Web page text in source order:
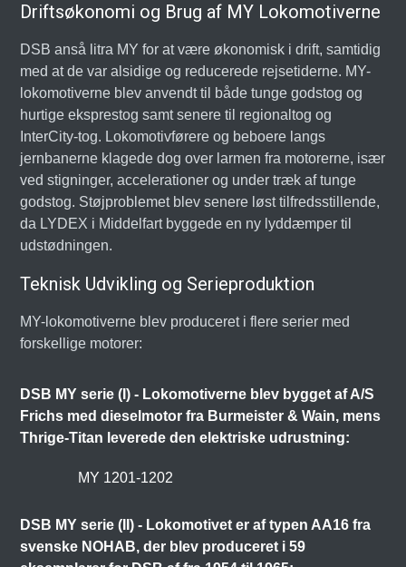
Driftsøkonomi og Brug af MY Lokomotiverne
DSB anså litra MY for at være økonomisk i drift, samtidig
med at de var alsidige og reducerede rejsetiderne. MY-
lokomotiverne blev anvendt til både tunge godstog og
hurtige eksprestog samt senere til regionaltog og
InterCity-tog. Lokomotivførere og beboere langs
jernbanerne klagede dog over larmen fra motorerne, især
ved stigninger, accelerationer og under træk af tunge
godstog. Støjproblemet blev senere løst tilfredsstillende,
da LYDEX i Middelfart byggede en ny lyddæmper til
udstødningen.
Teknisk Udvikling og Serieproduktion
MY-lokomotiverne blev produceret i flere serier med
forskellige motorer:
DSB MY serie (I) - Lokomotiverne blev bygget af A/S
Frichs med dieselmotor fra Burmeister & Wain, mens
Thrige-Titan leverede den elektriske udrustning:
MY 1201-1202
DSB MY serie (II) - Lokomotivet er af typen AA16 fra
svenske NOHAB, der blev produceret i 59